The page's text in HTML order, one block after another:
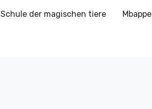
Schule der magischen tiere Mbappe